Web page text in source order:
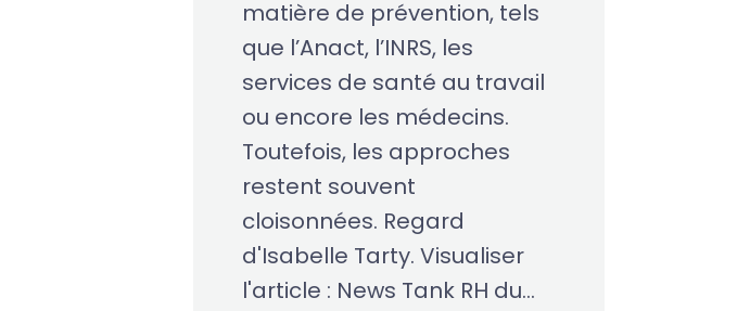
matière de prévention, tels
que l’Anact, l’INRS, les
services de santé au travail
ou encore les médecins.
Toutefois, les approches
restent souvent
cloisonnées. Regard
d'Isabelle Tarty. Visualiser
l'article : News Tank RH du...